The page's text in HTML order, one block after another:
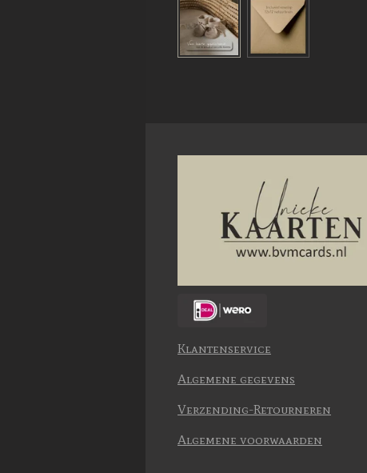
Klantenservice
Algemene gegevens
Verzending-Retourneren
Algemene voorwaarden